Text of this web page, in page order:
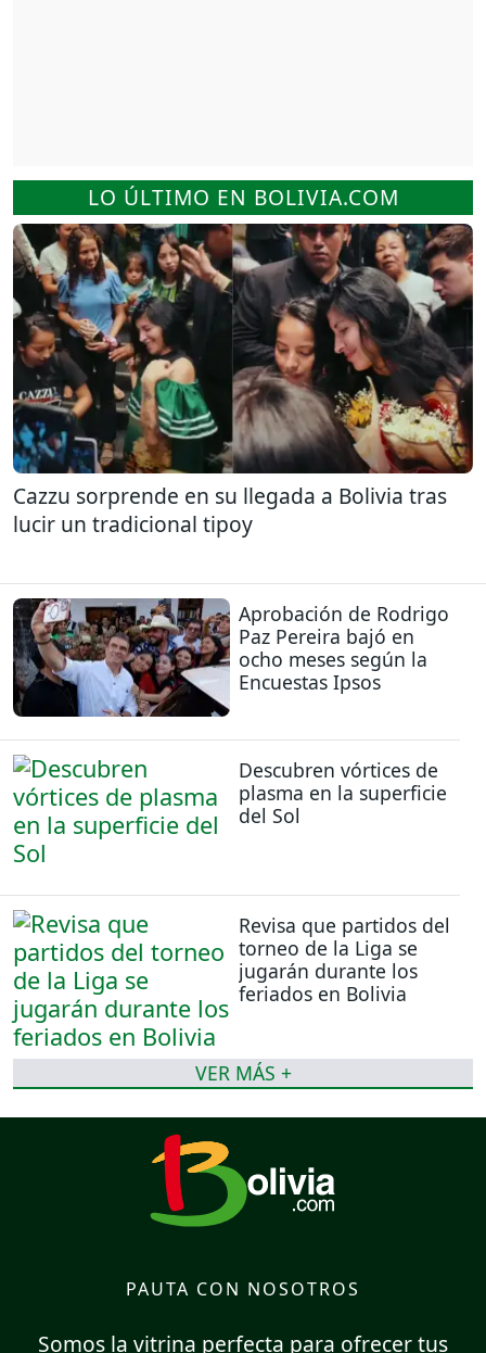
LO ÚLTIMO EN BOLIVIA.COM
Cazzu sorprende en su llegada a Bolivia tras
lucir un tradicional tipoy
Aprobación de Rodrigo
Paz Pereira bajó en
ocho meses según la
Encuestas Ipsos
Descubren vórtices de
plasma en la superficie
del Sol
Revisa que partidos del
torneo de la Liga se
jugarán durante los
feriados en Bolivia
VER MÁS +
PAUTA CON NOSOTROS
Somos la vitrina perfecta para ofrecer tus